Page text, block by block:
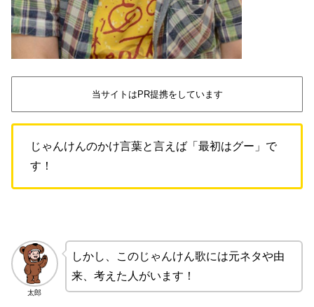
当サイトはPR提携をしています
じゃんけんのかけ言葉と言えば「最初はグー」で
す！
太郎
しかし、このじゃんけん歌には元ネタや由
来、考えた人がいます！